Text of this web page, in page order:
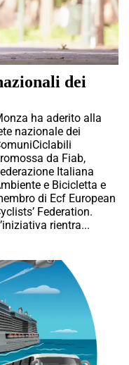
dei
ha aderito alla
nazionale dei
da Fiab,
Italiana
e Bicicletta e
di Ecf European
Federation.
rientra...